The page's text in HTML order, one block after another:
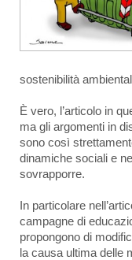
sostenibilità
È vero, l’articolo in
ma gli argomenti in
sono così
dinamiche sociali e
sovrapporre.
In particolare
campagne di
propongono di
la causa ultima delle